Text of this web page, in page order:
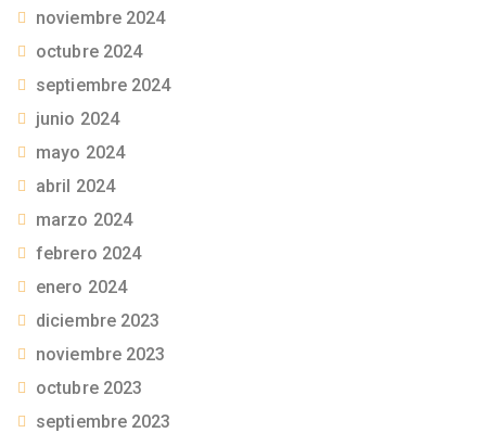
noviembre 2024
octubre 2024
septiembre 2024
junio 2024
mayo 2024
abril 2024
marzo 2024
febrero 2024
enero 2024
diciembre 2023
noviembre 2023
octubre 2023
septiembre 2023